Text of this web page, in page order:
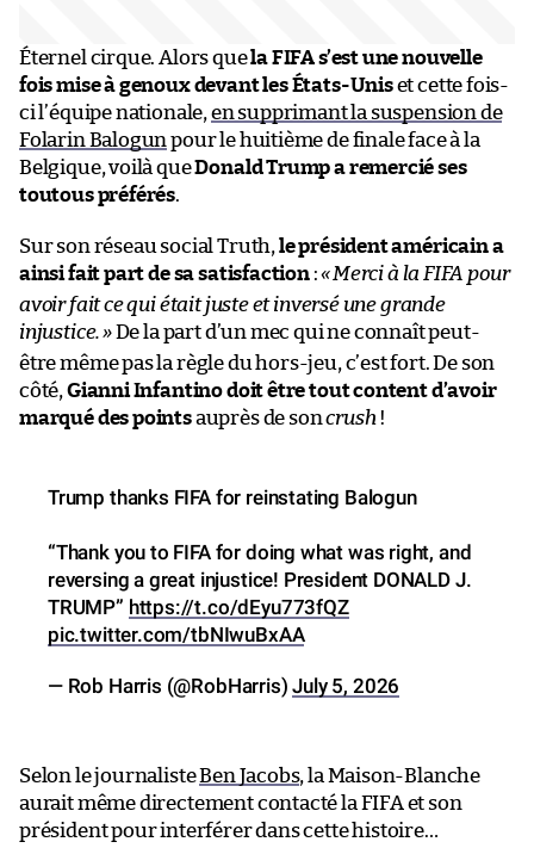
Éternel cirque. Alors quela FIFA s’est une nouvelle
fois mise à genoux devant les États-Uniset cette fois-
ci l’équipe nationale, en supprimant la suspension de
Folarin Balogun pour le huitième de finale face à la
Belgique, voilà queDonald Trump a remercié ses
toutous préférés.
Sur son réseau social Truth, le président américain a
ainsi fait part de sa satisfaction:«Merci à la FIFA pour
avoir fait ce qui était juste et inversé une grande
injustice.»De la part d’un mec qui ne connaît peut-
être même pas la règle du hors-jeu, c’est fort. De son
côté, Gianni Infantino doit être tout content d’avoir
marqué des pointsauprès de soncrush !
Trump thanks FIFA for reinstating Balogun
“Thank you to FIFA for doing what was right, and
reversing a great injustice! President DONALD J.
TRUMP” https://t.co/dEyu773fQZ
pic.twitter.com/tbNIwuBxAA
— Rob Harris (@RobHarris)July 5, 2026
Selon le journalisteBen Jacobs, la Maison-Blanche
aurait même directement contacté la FIFA et son
président pour interférer dans cette histoire…